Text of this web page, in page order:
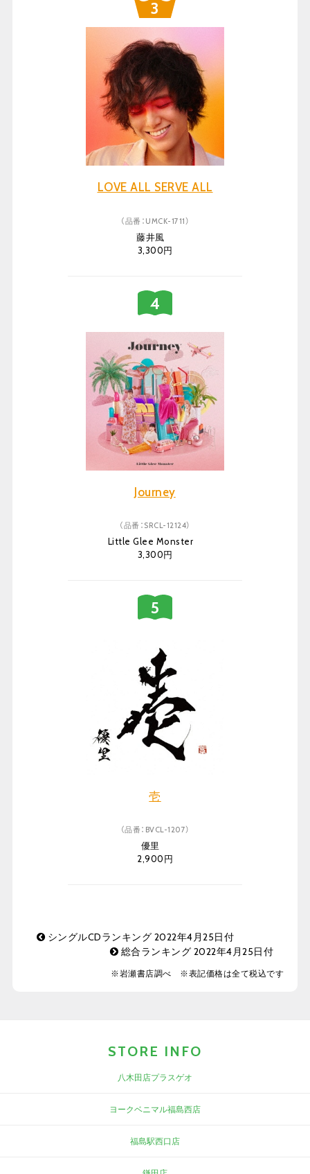
LOVE ALL SERVE ALL
（品番：UMCK-1711）
藤井風
3,300円
Journey
（品番：SRCL-12124）
Little Glee Monster
3,300円
壱
（品番：BVCL-1207）
優里
2,900円
シングルCDランキング 2022年4月25日付
総合ランキング 2022年4月25日付
※岩瀬書店調べ ※表記価格は全て税込です
STORE INFO
八木田店プラスゲオ
ヨークベニマル福島西店
福島駅西口店